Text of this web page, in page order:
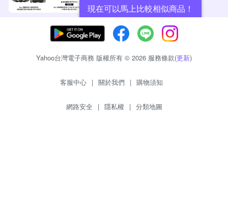
現在可以馬上比較相似商品！
Yahoo台灣電子商務 版權所有 © 2026 服務條款(更新)
客服中心 | 關於我們 | 購物須知
網路安全 | 隱私權 | 分類地圖